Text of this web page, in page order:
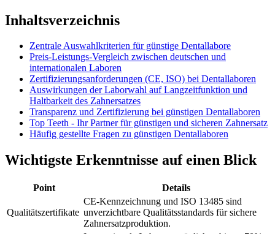
Inhaltsverzeichnis
Zentrale Auswahlkriterien für günstige Dentallabore
Preis-Leistungs-Vergleich zwischen deutschen und
internationalen Laboren
Zertifizierungsanforderungen (CE, ISO) bei Dentallaboren
Auswirkungen der Laborwahl auf Langzeitfunktion und
Haltbarkeit des Zahnersatzes
Transparenz und Zertifizierung bei günstigen Dentallaboren
Top Teeth - Ihr Partner für günstigen und sicheren Zahnersatz
Häufig gestellte Fragen zu günstigen Dentallaboren
Wichtigste Erkenntnisse auf einen Blick
Point Details
Qualitätszertifikate
CE-Kennzeichnung und ISO 13485 sind
unverzichtbare Qualitätsstandards für sichere
Zahnersatzproduktion.